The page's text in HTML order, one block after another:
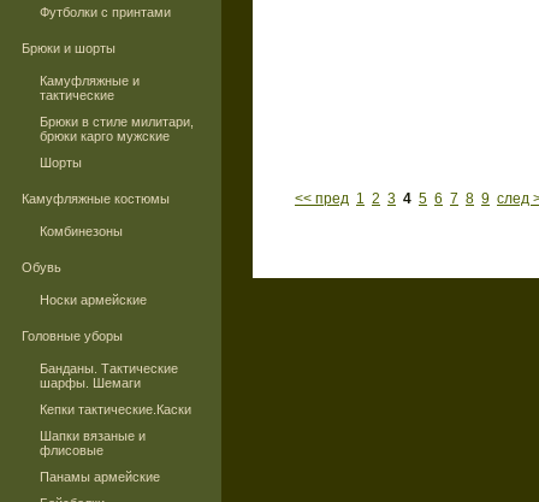
Футболки с принтами
Брюки и шорты
Камуфляжные и
тактические
Брюки в стиле милитари,
брюки карго мужские
Шорты
Камуфляжные костюмы
Комбинезоны
Обувь
Носки армейские
Головные уборы
Банданы. Тактические
шарфы. Шемаги
Кепки тактические.Каски
Шапки вязаные и
флисовые
Панамы армейские
<< пред 1 2 3 4 5 6 7 8 9 след